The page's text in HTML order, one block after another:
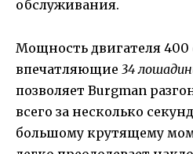
обслуживания.
Мощность двигателя 400
впечатляющие 34
позволяет Burgman
всего за несколько
большому крутящему